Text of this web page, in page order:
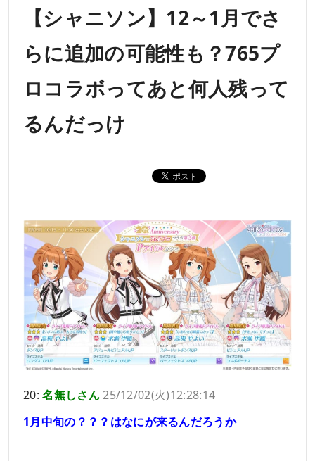
【シャニソン】12～1月でさ
らに追加の可能性も？765プ
ロコラボってあと何人残って
るんだっけ
20:名無しさん25/12/02(火)12:28:14
1月中旬の？？？はなにが来るんだろうか